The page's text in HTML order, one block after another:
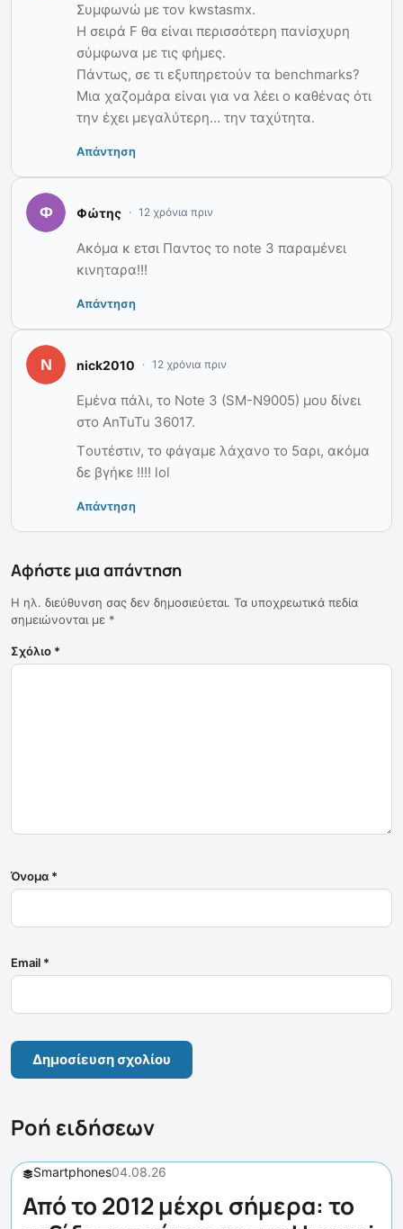
Συμφωνώ με τον kwstasmx.
Η σειρά F θα είναι περισσότερη πανίσχυρη
σύμφωνα με τις φήμες.
Πάντως, σε τι εξυπηρετούν τα benchmarks?
Μια χαζομάρα είναι για να λέει ο καθένας ότι
την έχει μεγαλύτερη… την ταχύτητα.
Απάντηση
Φώτης 12 χρόνια πριν
Ακόμα κ ετσι Παντος το note 3 παραμένει
κινηταρα!!!
Απάντηση
nick2010 12 χρόνια πριν
Εμένα πάλι, το Note 3 (SM-N9005) μου δίνει
στο AnTuTu 36017.
Tουτέστιν, το φάγαμε λάχανο το 5αρι, ακόμα
δε βγήκε !!!! lol
Απάντηση
Αφήστε μια απάντηση
Η ηλ. διεύθυνση σας δεν δημοσιεύεται. Τα υποχρεωτικά πεδία
σημειώνονται με *
Σχόλιο *
Όνομα *
Email *
Ροή ειδήσεων
Smartphones04.08.26
Από το 2012 μέχρι σήμερα: το